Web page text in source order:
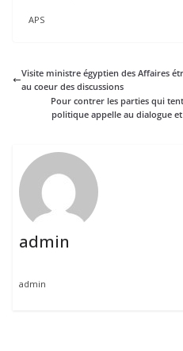
APS
Visite ministre égyptien des Affaires
au coeur des discussions
Pour contrer les parties qui
politique appelle au dialogue
admin
admin